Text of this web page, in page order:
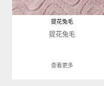
提花兔毛
提花兔毛
查看更多